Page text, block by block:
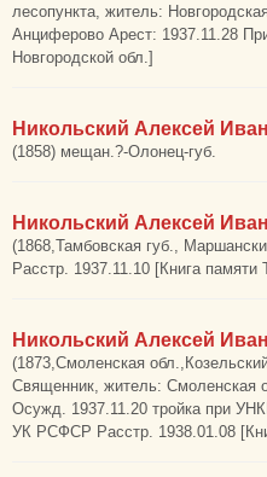
лесопункта, житель:
Анциферово Арест: 1937.11.28
Новгородской обл.]
Никольский Алексей
(1858) мещан.?-Олонец-губ.
Никольский Алексей
(1868,Тамбовская губ.,
Расстр. 1937.11.10 [Книга памяти
Никольский Алексей
(1873,Смоленская
Священник, житель: Смоленская
Осужд. 1937.11.20 тройка при
УК РСФСР Расстр. 1938.01.08